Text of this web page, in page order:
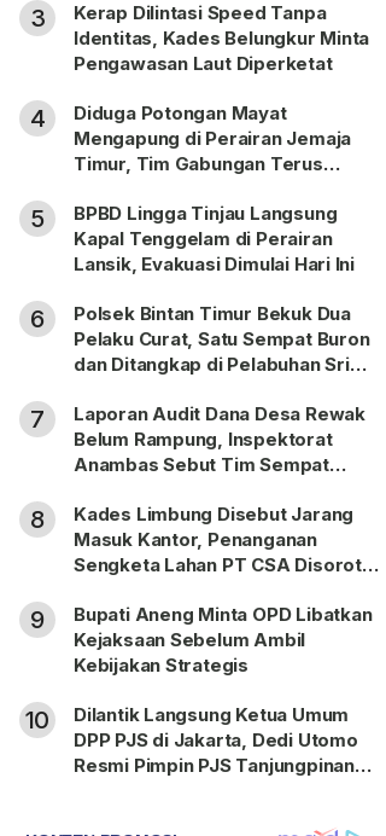
3
Kerap Dilintasi Speed Tanpa
Identitas, Kades Belungkur Minta
Pengawasan Laut Diperketat
4
Diduga Potongan Mayat
Mengapung di Perairan Jemaja
Timur, Tim Gabungan Terus
5
BPBD Lingga Tinjau Langsung
Kapal Tenggelam di Perairan
Lansik, Evakuasi Dimulai Hari Ini
6
Polsek Bintan Timur Bekuk Dua
Pelaku Curat, Satu Sempat Buron
dan Ditangkap di Pelabuhan Sri
7
Laporan Audit Dana Desa Rewak
Belum Rampung, Inspektorat
Anambas Sebut Tim Sempat
8
Kades Limbung Disebut Jarang
Masuk Kantor, Penanganan
Sengketa Lahan PT CSA Disorot
9
Bupati Aneng Minta OPD Libatkan
Kejaksaan Sebelum Ambil
Kebijakan Strategis
10
Dilantik Langsung Ketua Umum
DPP PJS di Jakarta, Dedi Utomo
Resmi Pimpin PJS Tanjungpinang-